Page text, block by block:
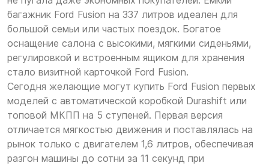
багажник Ford Fusion на 337 литров идеален для
большой семьи или частых поездок. Богатое
оснащение салона с высокими, мягкими сиденьями,
регулировкой и встроенным ящиком для хранения
стало визитной карточкой Ford Fusion.
Сегодня желающие могут купить Ford Fusion первых
моделей с автоматической коробкой Durashift или
топовой МКПП на 5 ступеней. Первая версия
отличается мягкостью движения и поставлялась на
рынок только с двигателем 1,6 литров, обеспечивая
разгон машины до сотни за 11 секунд при